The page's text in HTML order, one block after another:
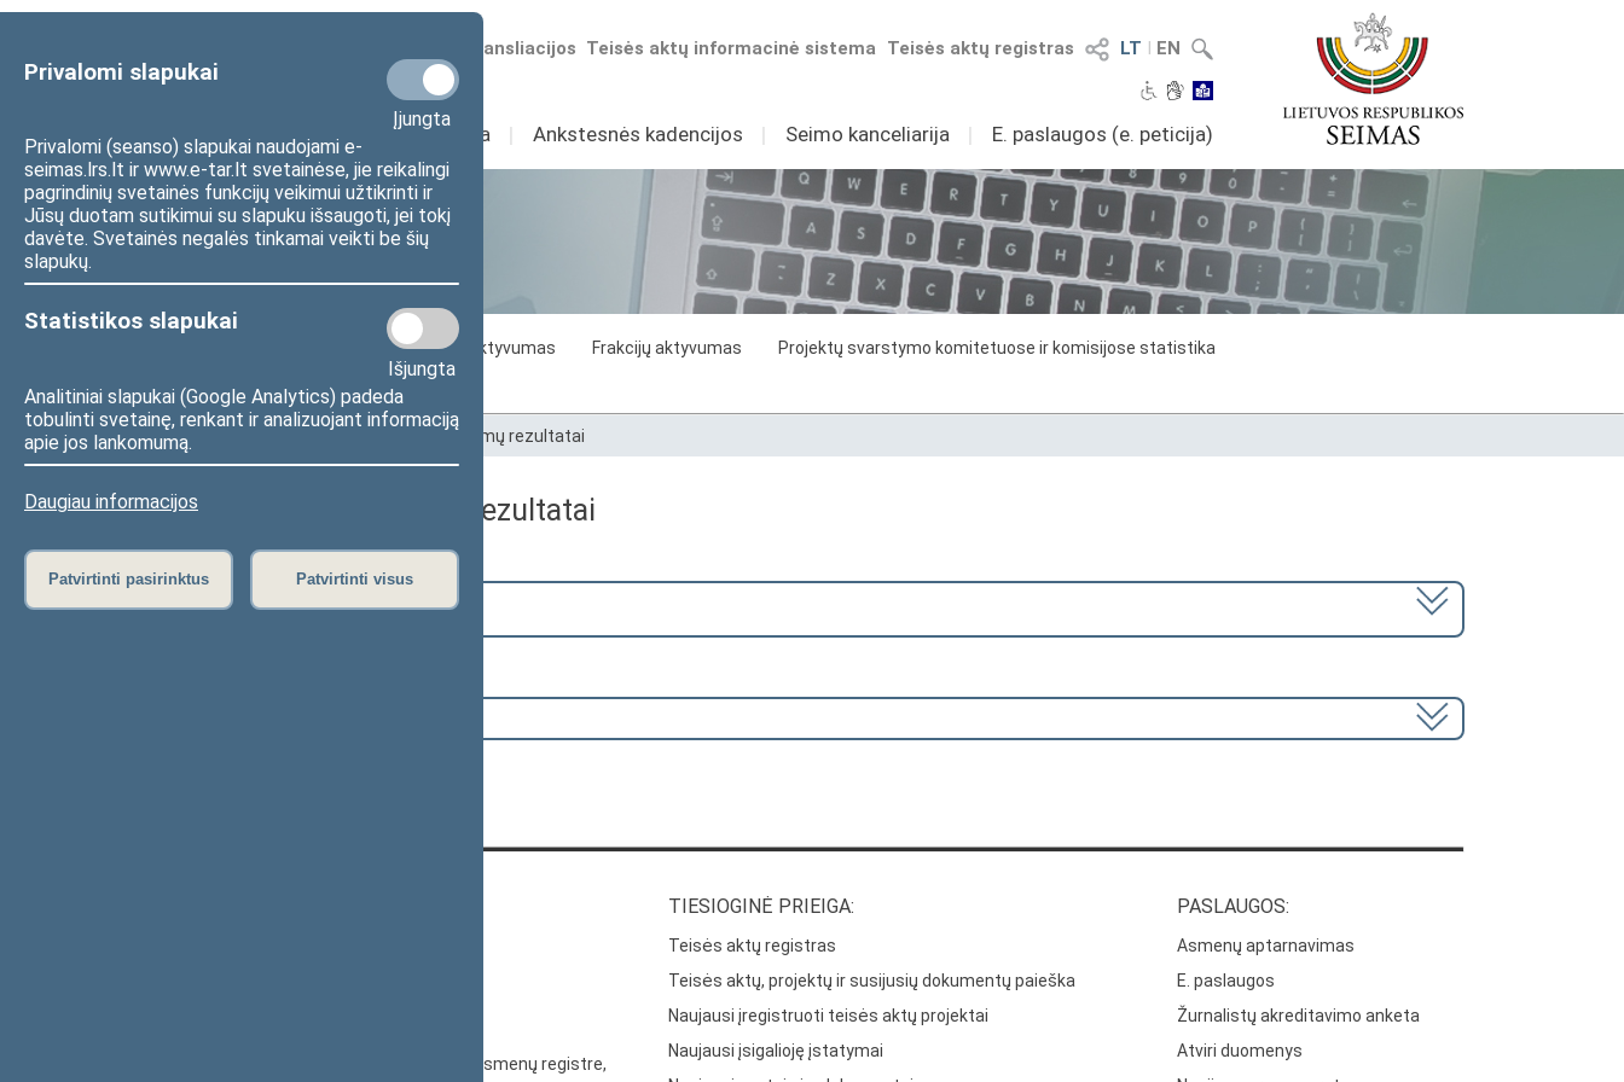
Privalomi slapukai
Įjungta
Privalomi (seanso) slapukai naudojami e-
seimas.lrs.lt ir www.e-tar.lt svetainėse, jie reikalingi
pagrindinių svetainės funkcijų veikimui užtikrinti ir
Jūsų duotam sutikimui su slapuku išsaugoti, jei tokį
davėte. Svetainės negalės tinkamai veikti be šių
slapukų.
Statistikos slapukai
Išjungta
Analitiniai slapukai (Google Analytics) padeda
tobulinti svetainę, renkant ir analizuojant informaciją
apie jos lankomumą.
Daugiau informacijos
Patvirtinti pasirinktus Patvirtinti visus
LT I EN
Teisės aktų registras
Teisės aktų informacinė sistema
Numatomos transliacijos
Sudėtis Veikla I Ankstesnės kadencijos I Seimo kanceliarija I E. paslaugos (e. peticija)
Statistika
Seimo narių aktyvumas Frakcijų aktyvumas
Projektų svarstymo komitetuose ir komisijose statistika
Seimo narių balsavimų rezultatai
Pradžia Seimo narių balsavimų rezultatai
Seimo narių balsavimų rezultatai
Pasirinkite kadenciją:
2024–2028 metų kadencija
Duomenys kaupiami ir saugomi Juridinių asmenų registre,
TIESIOGINĖ PRIEIGA:
Teisės aktų registras
Teisės aktų, projektų ir susijusių dokumentų paieška
Naujausi įregistruoti teisės aktų projektai
Naujausi įsigalioję įstatymai
PASLAUGOS:
Asmenų aptarnavimas
E. paslaugos
Žurnalistų akreditavimo anketa
Atviri duomenys